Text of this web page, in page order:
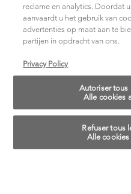
14, rue
[email
© 2018
reclame en analytics. Doordat
aanvaardt u het gebruik van
advertenties op maat aan te
partijen in opdracht van ons.
Privacy Policy
Refuser tous
Alle cookies
Autoriser tous
Alle cookies